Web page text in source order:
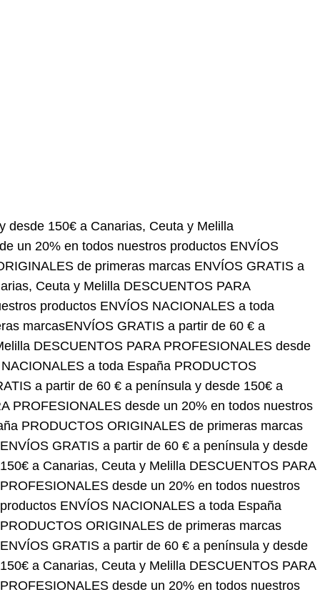
150€ a Canarias, Ceuta y Melilla DESCUENTOS
productosENVÍOS NACIONALES a toda España
GRATIS a partir de 60 € a península y desde
PROFESIONALES desde un 20% en todos nuestros
ORIGINALES de primeras marcasENVÍOS
Ceuta y MelillaDESCUENTOS PARA
ENVÍOS NACIONALES a toda España
GRATIS a partir de 60 € a península y desde 150€
desde un 20% en todos nuestros
ORIGINALES de primeras marcas
ENVÍOS GRATIS a partir de 60 € a península y desde
150€ a Canarias, Ceuta y MelillaDESCUENTOS PARA
PROFESIONALES desde un 20% en todos nuestros
productosENVÍOS NACIONALES a toda España
PRODUCTOS ORIGINALES de primeras marcas
ENVÍOS GRATIS a partir de 60 € a península y desde
150€ a Canarias, Ceuta y MelillaDESCUENTOS PARA
PROFESIONALES desde un 20% en todos nuestros
productosENVÍOS NACIONALES a toda España